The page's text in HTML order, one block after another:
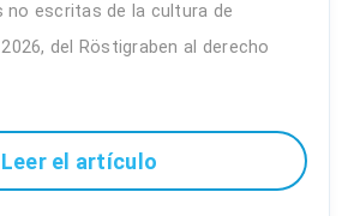
no escritas de la cultura de
del Röstigraben al derecho
Leer el artículo